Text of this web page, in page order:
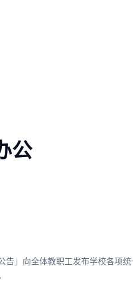
公
告」向全体教职工发布学校各项